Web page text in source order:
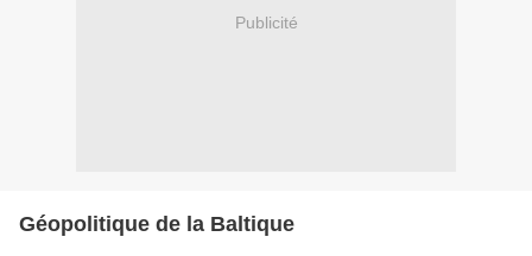
Publicité
Géopolitique de la Baltique